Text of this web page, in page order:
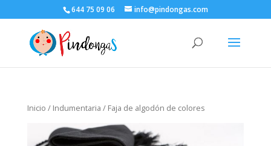
644 75 09 06 info@pindongas.com
Inicio / Indumentaria / Faja de algodón de colores